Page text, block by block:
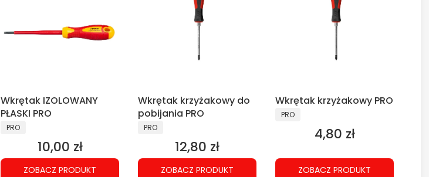
Wkrętak IZOLOWANY
PŁASKI PRO
PRODUCENT
PRO
Cena
10,00 zł
ZOBACZ PRODUKT
Wkrętak krzyżakowy do
pobijania PRO
PRODUCENT
PRO
Cena
12,80 zł
ZOBACZ PRODUKT
Wkrętak krzyżakowy PRO
PRODUCENT
PRO
Cena
4,80 zł
ZOBACZ PRODUKT